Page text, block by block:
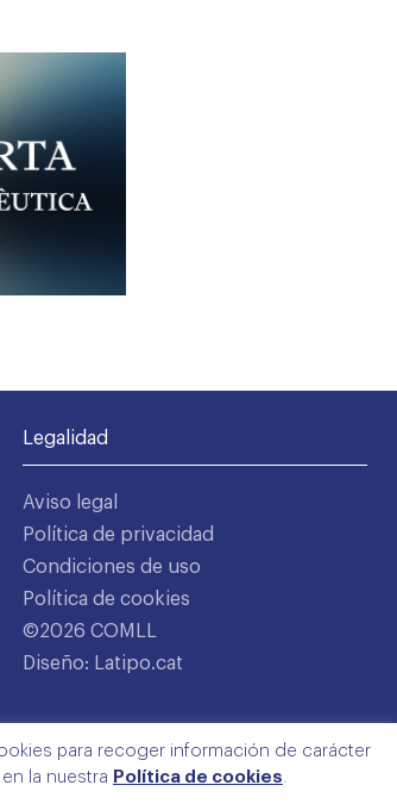
Legalidad
Aviso legal
Política de privacidad
Condiciones de uso
Política de cookies
©2026 COMLL
Diseño: Latipo.cat
para recoger información de carácter
la nuestra Política de cookies.